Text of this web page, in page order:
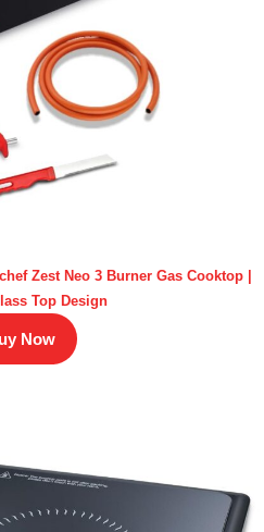
Zest Neo 3 Burner Gas Cooktop |
Top Design
Now